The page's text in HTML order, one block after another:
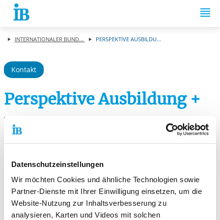
Datenschutzeinstellungen
Wir möchten Cookies und ähnliche Technologien sowie
Partner-Dienste mit Ihrer Einwilligung einsetzen, um die
Website-Nutzung zur Inhaltsverbesserung zu
analysieren, Karten und Videos mit solchen
Springe zum Inhalt
INTERNATIONALER BUND... PERSPEKTIVE AUSBILDU...
Kontakt
Perspektive Ausbildung +
Wir bieten Euch vielfältige Unterstützungsangebote bei der
Suche nach einem geeigneten Ausbildungsplatz an.
Praktikumsplätze, damit Ihr in Eurem Wunschberuf
»hineinschnuppern« könnt, bis zur Findung des
Ausbildungsplatzes.
Während der Ausbildung begleiten wir Euch und Eure
Arbeitgeber mit vielfältigen Angeboten bis zum erfolgreichen
Abschluss der Berufsausbildung.